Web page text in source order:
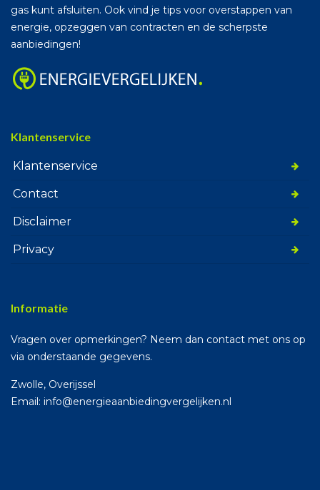
gas kunt afsluiten. Ook vind je tips voor overstappen van
energie, opzeggen van contracten en de scherpste
aanbiedingen!
Klantenservice
Klantenservice
Contact
Disclaimer
Privacy
Informatie
Vragen over opmerkingen? Neem dan contact met ons op
via onderstaande gegevens.
Zwolle, Overijssel
Email: info@energieaanbiedingvergelijken.nl